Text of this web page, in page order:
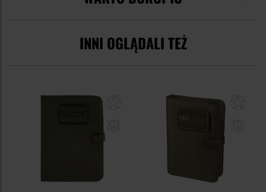
INNI OGLĄDALI TEŻ